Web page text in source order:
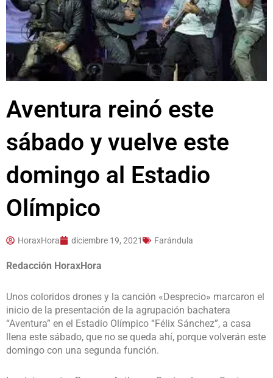
Aventura reinó este
sábado y vuelve este
domingo al Estadio
Olímpico
HoraxHora diciembre 19, 2021 Farándula
Redacción HoraxHora
Unos coloridos drones y la canción «Desprecio» marcaron el
inicio de la presentación de la agrupación bachatera
“Aventura” en el Estadio Olímpico “Félix Sánchez”, a casa
llena este sábado, que no se queda ahí, porque volverán este
domingo con una segunda función.